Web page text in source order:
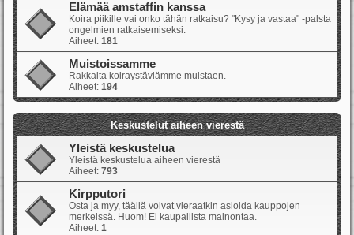
Elämää amstaffin kanssa
Koira piikille vai onko tähän ratkaisu? "Kysy ja vastaa" -palsta
ongelmien ratkaisemiseksi.
Aiheet: 181
Muistoissamme
Rakkaita koiraystäviämme muistaen.
Aiheet: 194
Keskustelut aiheen vierestä
Yleistä keskustelua
Yleistä keskustelua aiheen vierestä
Aiheet: 793
Kirpputori
Osta ja myy, täällä voivat vieraatkin asioida kauppojen
merkeissä. Huom! Ei kaupallista mainontaa.
Aiheet: 1